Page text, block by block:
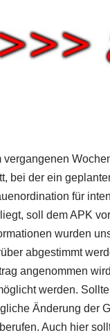
vergangenen
bei der ein
für
soll dem APK
wurden
abgestimmt
angenommen
werden.
Änderung der
Auch hier